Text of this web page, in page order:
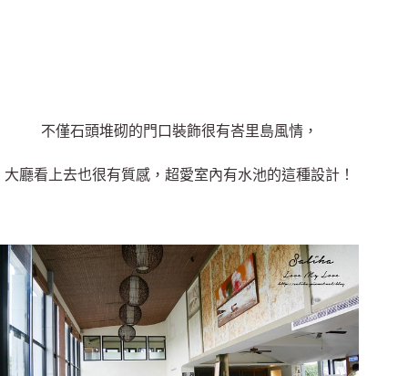
不僅石頭堆砌的門口裝飾很有峇里島風情，
大廳看上去也很有質感，超愛室內有水池的這種設計！